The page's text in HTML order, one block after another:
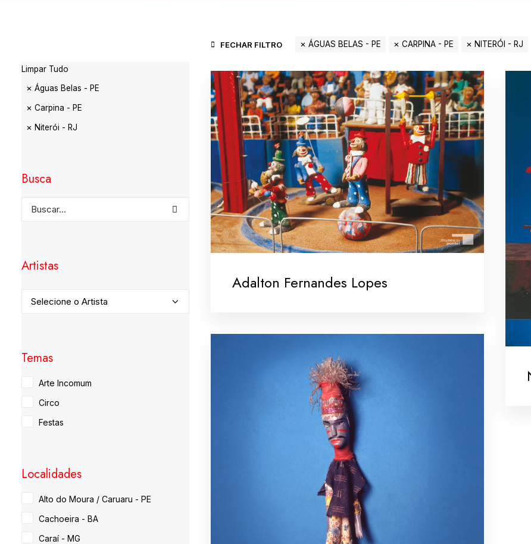
Limpar Tudo
Águas Belas - PE
Carpina - PE
Niterói - RJ
Busca
Artistas
Temas
Arte Incomum
Circo
Festas
Localidades
Alto do Moura / Caruaru - PE
Cachoeira - BA
Caraí - MG
FECHAR FILTRO ÁGUAS BELAS - PE CARPINA - PE NITERÓI - RJ
Adalton Fernandes Lopes